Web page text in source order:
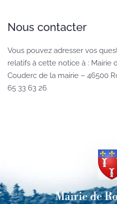
Nous contacter
Vous pouvez adresser vos
relatifs à cette notice à : Mairie
Couderc de la mairie – 46500
65 33 63 26
Mairie de